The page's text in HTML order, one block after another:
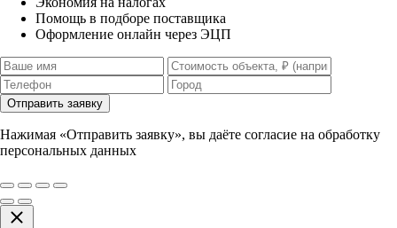
Помощь в подборе поставщика
Оформление онлайн через ЭЦП
Отправить заявку
Нажимая «Отправить заявку», вы даёте согласие на обработку
персональных данных